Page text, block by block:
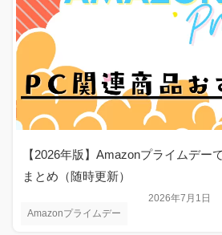
Amazonプライムデー
2026年7月1日
【2026年版】Amazonプライムデー
まとめ（随時更新）